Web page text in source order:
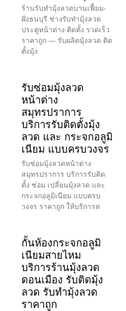
ร้านรับทำมุ้งลวดบานเฟี้ยม-
ฝั่งธนบุรี ช่างรับทำมุ้งลวด
ประตูหน้าต่าง ติดตั้ง รวดเร็ว
ราคาถูก — รับผลิตมุ้งลวด ติด
ตั้งมุ้ง
รับซ่อมมุ้งลวด
หน้าต่าง
สมุทรปราการ
บริการรับติดตั้งมุ้ง
ลวด และ กระจกอลูมิ
เนียม แบบครบวงจร
รับซ่อมมุ้งลวดหน้าต่าง
สมุทรปราการ บริการรับติด
ตั้ง ซ่อม เปลี่ยนมุ้งลวด และ
กระจกอลูมิเนียม แบบครบ
วงจร ราคาถูก ให้บริการท
กั้นห้องกระจกอลูมิ
เนียมสายไหม
บริการร้านมุ้งลวด
ดอนเมือง รับติดมุ้ง
ลวด รับทำมุ้งลวด
ราคาถูก